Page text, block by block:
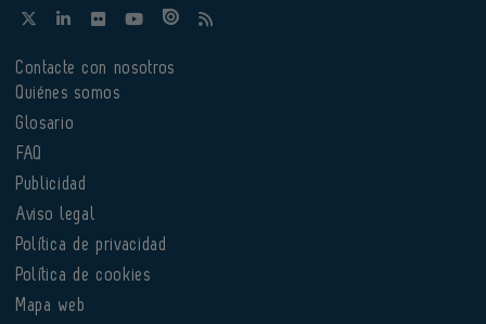
Contacte con nosotros
Quiénes somos
Glosario
FAQ
Publicidad
Aviso legal
Política de privacidad
Política de cookies
Mapa web